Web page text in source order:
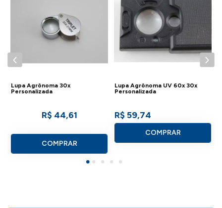
Lupa Agrônoma 30x
Personalizada
R$ 44,61
COMPRAR
Lupa Agrônoma UV 60x 30x
Personalizada
R$ 59,74
COMPRAR